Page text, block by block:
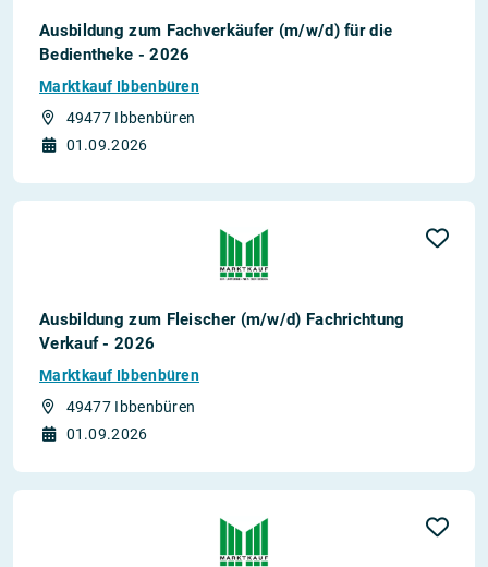
Ausbildung zum Fachverkäufer (m/w/d) für die
Bedientheke - 2026
Marktkauf Ibbenbüren
49477 Ibbenbüren
01.09.2026
Ausbildung zum Fleischer (m/w/d) Fachrichtung
Verkauf - 2026
Marktkauf Ibbenbüren
49477 Ibbenbüren
01.09.2026